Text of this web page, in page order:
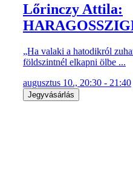
Lőrinczy Attila:
„Ha valaki a hatodikról
földszintnél elkapni ölbe ...
augusztus 10., 20:30 - 21:40
Jegyvásárlás